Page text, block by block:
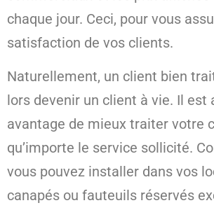
chaque jour. Ceci, pour vous
satisfaction de vos clients.
Naturellement, un client bien
lors devenir un client à vie. Il est
avantage de mieux traiter votre
qu’importe le service sollicité.
vous pouvez installer dans vos
canapés ou fauteuils réservés